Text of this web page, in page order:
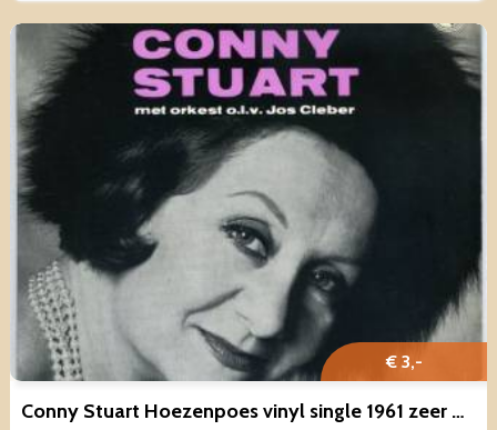
€ 3,-
Conny Stuart Hoezenpoes vinyl single 1961 zeer mooie staat